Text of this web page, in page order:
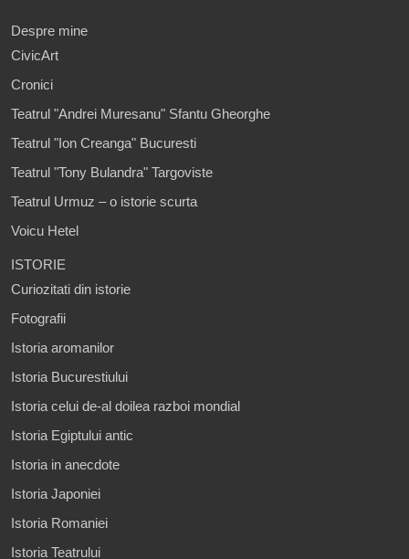
Despre mine
CivicArt
Cronici
Teatrul "Andrei Muresanu" Sfantu Gheorghe
Teatrul "Ion Creanga" Bucuresti
Teatrul "Tony Bulandra" Targoviste
Teatrul Urmuz – o istorie scurta
Voicu Hetel
ISTORIE
Curiozitati din istorie
Fotografii
Istoria aromanilor
Istoria Bucurestiului
Istoria celui de-al doilea razboi mondial
Istoria Egiptului antic
Istoria in anecdote
Istoria Japoniei
Istoria Romaniei
Istoria Teatrului